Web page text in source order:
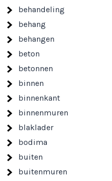
behandeling
behang
behangen
beton
betonnen
binnen
binnenkant
binnenmuren
blaklader
bodima
buiten
buitenmuren